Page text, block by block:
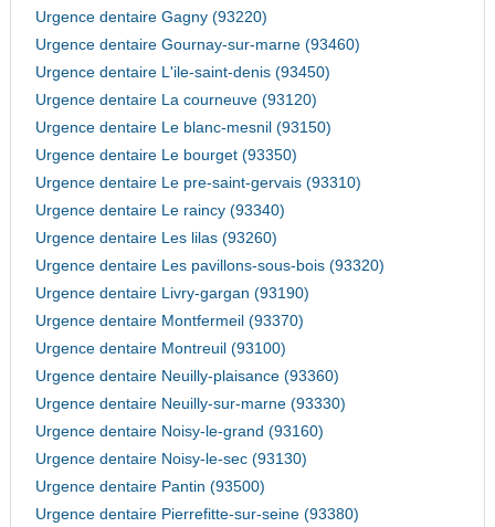
Urgence dentaire Gagny (93220)
Urgence dentaire Gournay-sur-marne (93460)
Urgence dentaire L'ile-saint-denis (93450)
Urgence dentaire La courneuve (93120)
Urgence dentaire Le blanc-mesnil (93150)
Urgence dentaire Le bourget (93350)
Urgence dentaire Le pre-saint-gervais (93310)
Urgence dentaire Le raincy (93340)
Urgence dentaire Les lilas (93260)
Urgence dentaire Les pavillons-sous-bois (93320)
Urgence dentaire Livry-gargan (93190)
Urgence dentaire Montfermeil (93370)
Urgence dentaire Montreuil (93100)
Urgence dentaire Neuilly-plaisance (93360)
Urgence dentaire Neuilly-sur-marne (93330)
Urgence dentaire Noisy-le-grand (93160)
Urgence dentaire Noisy-le-sec (93130)
Urgence dentaire Pantin (93500)
Urgence dentaire Pierrefitte-sur-seine (93380)